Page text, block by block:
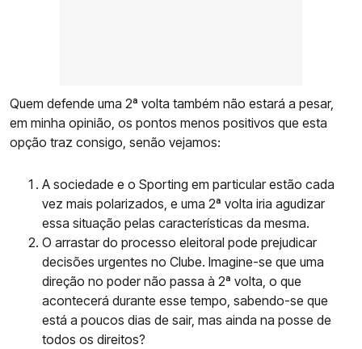
Quem defende uma 2ª volta também não estará a pesar,
em minha opinião, os pontos menos positivos que esta
opção traz consigo, senão vejamos:
A sociedade e o Sporting em particular estão cada
vez mais polarizados, e uma 2ª volta iria agudizar
essa situação pelas características da mesma.
O arrastar do processo eleitoral pode prejudicar
decisões urgentes no Clube. Imagine-se que uma
direção no poder não passa à 2ª volta, o que
acontecerá durante esse tempo, sabendo-se que
está a poucos dias de sair, mas ainda na posse de
todos os direitos?